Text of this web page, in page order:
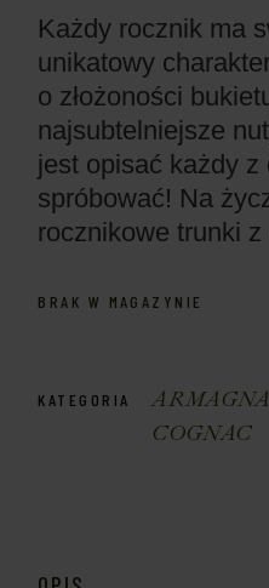
Każdy rocznik ma
unikatowy
o złożoności
najsubtelniejsze
jest opisać każdy
spróbować! Na
rocznikowe trunki
BRAK W MAGAZYNIE
KATEGORIA
COGNAC